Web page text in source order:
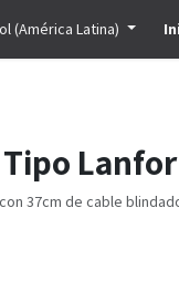
(América Latina)
37cm de cable